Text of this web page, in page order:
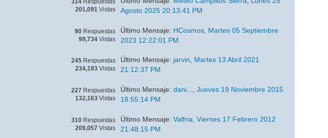
314Respuestas
201,091 Vistas
Agosto 2025 20:13:41 PM
90Respuestas
99,734Vistas
Último Mensaje: HCosmos Martes 05 Septiembre
2023 12:22:01 PM
245Respuestas
234,193Vistas
Último Mensaje: jarvin, Martes 13 Abril 2021
21:12:37 PM
227Respuestas
132,163Vistas
Último Mensaje:dani... ,Jueves 19 Noviembre 2015
18:55:14 PM
310Respuestas
209,057Vistas
Último Mensaje:Valfria ,Viernes 17 Febrero 2012
21:48:15 PM